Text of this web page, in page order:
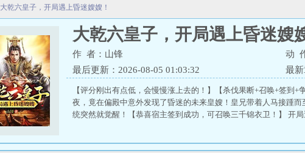
大乾六皇子，开局遇上昏迷嫂嫂！
大乾六皇子，开局遇上昏迷嫂
作 者：山锋 动
最后更新：2026-08-05 01:03:32
最新
【评分刚出有点低，会慢慢涨上去的！】【杀伐果断+召唤+签到
夜，竟在偏殿中意外发现了昏迷的未来皇嫂！皇兄带着人马接踵
统突然就觉醒！【恭喜宿主签到成功，可召唤三千锦衣卫！】 开